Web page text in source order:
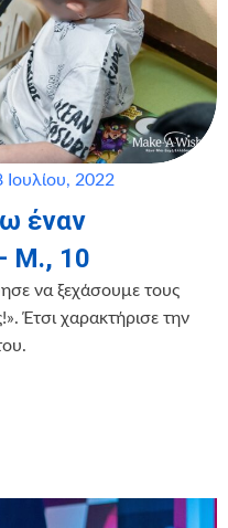
Ιουλίου, 2022
έναν
Μ., 10
να ξεχάσουμε τους
Έτσι χαρακτήρισε την